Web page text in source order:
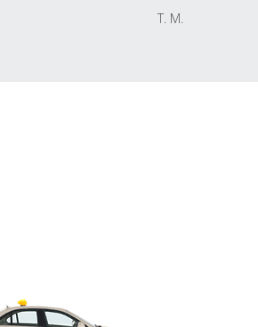
T. M.